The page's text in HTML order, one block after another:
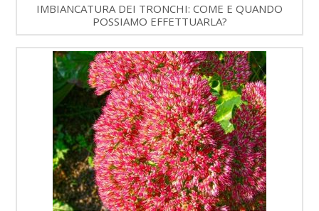
IMBIANCATURA DEI TRONCHI: COME E QUANDO
POSSIAMO EFFETTUARLA?